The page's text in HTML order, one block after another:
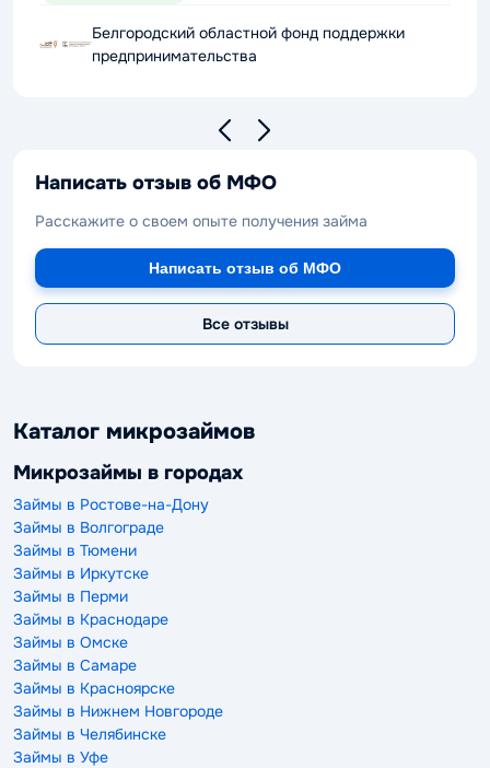
Белгородский областной фонд поддержки
предпринимательства
Написать отзыв об МФО
Расскажите о своем опыте получения займа
Написать отзыв об МФО
Все отзывы
Каталог микрозаймов
Микрозаймы в городах
Займы в Ростове-на-Дону
Займы в Волгограде
Займы в Тюмени
Займы в Иркутске
Займы в Перми
Займы в Краснодаре
Займы в Омске
Займы в Самаре
Займы в Красноярске
Займы в Нижнем Новгороде
Займы в Челябинске
Займы в Уфе